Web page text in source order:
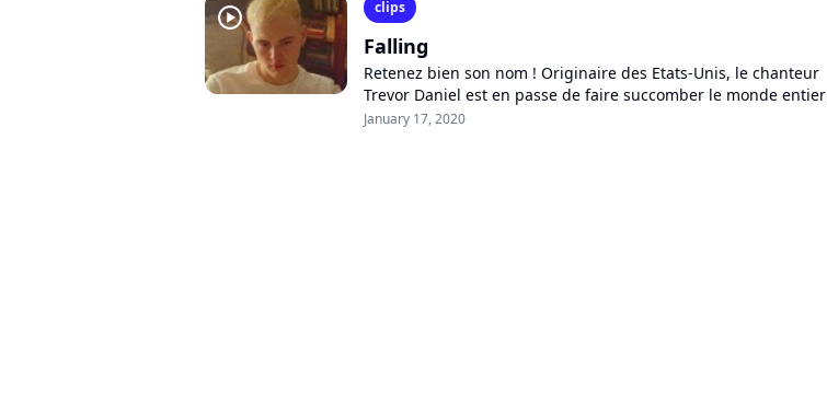
player2 clips
Falling
Retenez bien son nom ! Originaire des Etats-Unis, le chanteur
Trevor Daniel est en passe de faire succomber le monde entier
avec son single "Falling",...
January 17, 2020